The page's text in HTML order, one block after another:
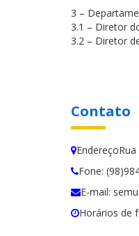
3 –
3.1 – Diretor
3.2 – Diretor
Contato
Fone:
E-mail:
Horários de